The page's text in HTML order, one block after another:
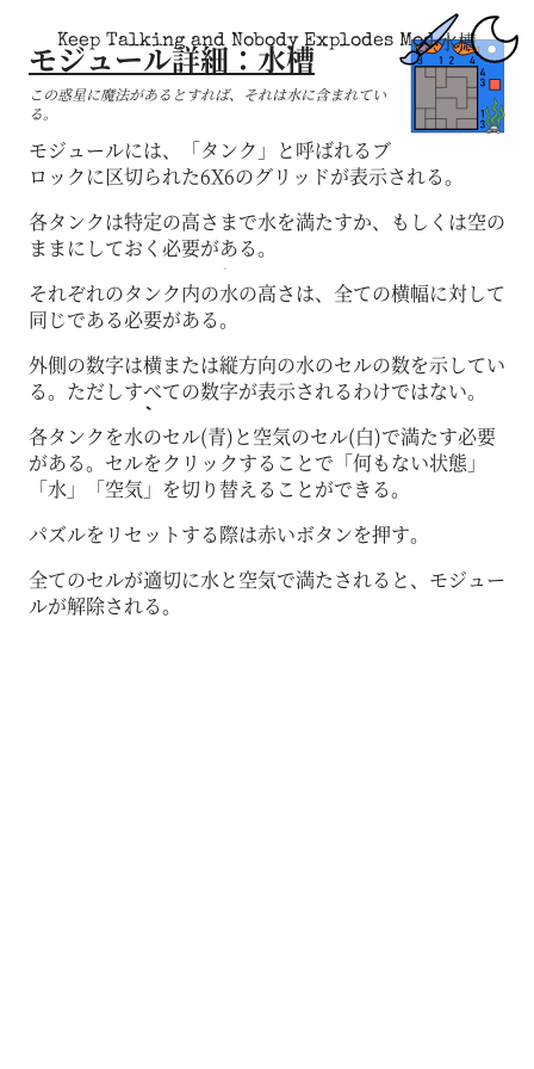
Keep Talking and Nobody Explodes Mod水槽
モジュール詳細：水槽
この惑星に魔法があるとすれば、それは水に含まれてい
る。
モジュールには、「タンク」と呼ばれるブ
ロックに区切られた6X6のグリッドが表示される。
各タンクは特定の高さまで水を満たすか、もしくは空の
ままにしておく必要がある。
それぞれのタンク内の水の高さは、全ての横幅に対して
同じである必要がある。
外側の数字は横または縦方向の水のセルの数を示してい
る。ただしすべての数字が表示されるわけではない。
各タンクを水のセル(青)と空気のセル(白)で満たす必要
がある。セルをクリックすることで「何もない状態」
「水」「空気」を切り替えることができる。
パズルをリセットする際は赤いボタンを押す。
全てのセルが適切に水と空気で満たされると、モジュー
ルが解除される。